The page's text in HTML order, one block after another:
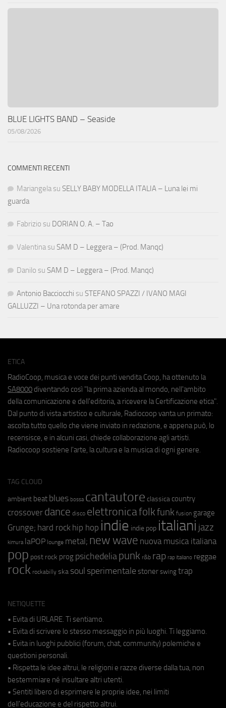
BLUE LIGHTS BAND – Seaside
05/08/2026
COMMENTI RECENTI
Mariangela su SELLY BABY MODELLA ITALIA – Luna lei mi
guarda
Fabrizio su DORIAN O. A. – Tao
Valentina su SAM D – Leggera – (Prod. Manqc)
Danilo su SAM D – Leggera – (Prod. Manqc)
Antonio Bacciocchi su STEFANO SPAZZI / IVANO MAGI
GALLUZZI – Una rotonda per amare
ETICA
RadioCoop, musica e voce dei punti vendita Coop, ha ottenuto la
SA8000 diventando così "la prima azienda al mondo, nell'ambito
della comunicazione e dell'editoria, a ricevere la Certificazione etica".
Dal punto di vista artistico e culturale, Radiocoop vanta un primato:
ascolta tutto quello che viene inviato in redazione, e appena può, lo
recensisce, e in alcuni casi, chiede collaborazione agli artisti.
Radiocoop sostiene l'arte, la cultura e la musica di ogni genere.
TAG CLOUD
ambient beat blues bossa cantautore classica country
crossover dance disco elettronicafolkfunk fusion garage
Grunge; hard rock hip hop indie indie pop italiani jazz
kimura laPOP lounge metal; new wave nuova musica italiana
pop post rock prog psichedeliapunk r&b rap rap italiano reggae
rock rockabilly ska soul sperimentale stoner swing trap
NETIQUETTE
• Evita di URLARE. Ti sentiamo.
• Evita di scrivere lo stesso messaggio in più luoghi. Ti leggiamo.
• Evita in luoghi pubblici (forum, chat, community) polemiche e
questioni personali.
• Rispetta le idee altrui, le religioni e razze diverse dalla tua, non
bestemmiare né insultare altri utenti.
• Sentiti libero di esprimere le proprie idee, nei limiti
dell'educazione e del rispetto altrui.